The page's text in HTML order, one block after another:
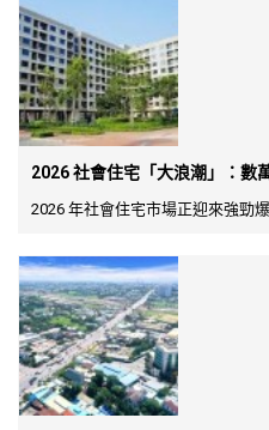
2026 社會住宅「大浪潮」：數
2026 年社會住宅市場正迎來強勁